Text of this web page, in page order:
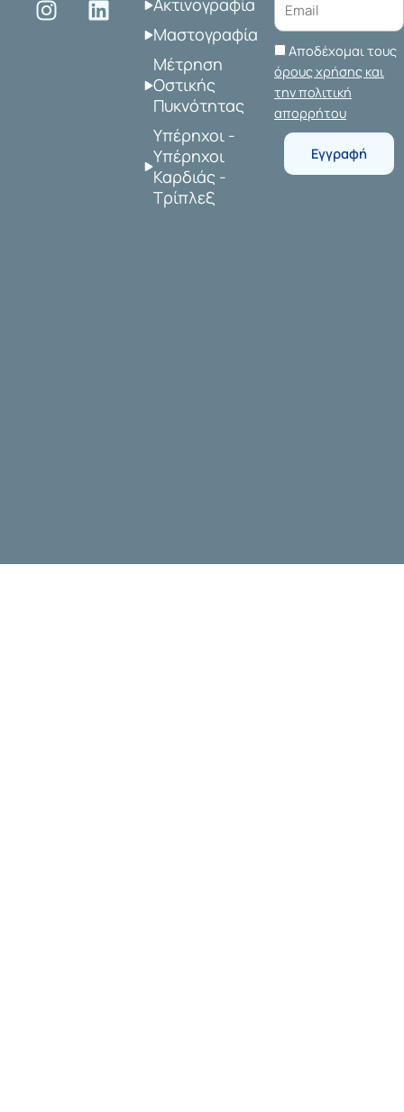
e w
t k
Ακτινογραφία
Μαστογραφία
Μέτρηση
Οστικής
Πυκνότητας
Υπέρηχοι -
Υπέρηχοι
Καρδιάς -
Τρίπλεξ
Αποδέχομαι τους
όρους χρήσης και
την πολιτική
απορρήτου
Εγγραφή